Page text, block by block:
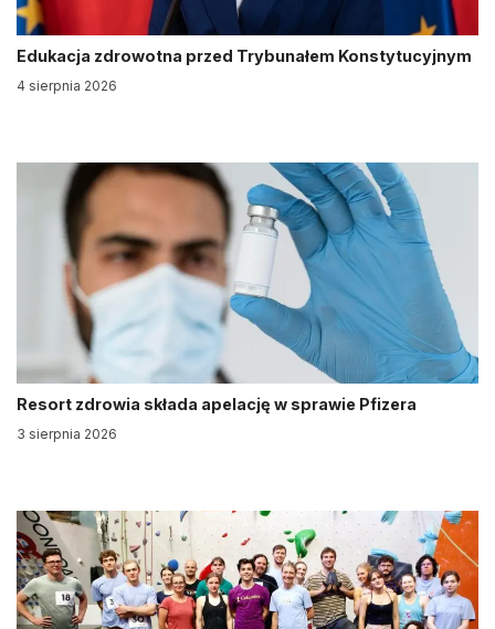
Edukacja zdrowotna przed Trybunałem Konstytucyjnym
4 sierpnia 2026
Resort zdrowia składa apelację w sprawie Pfizera
3 sierpnia 2026